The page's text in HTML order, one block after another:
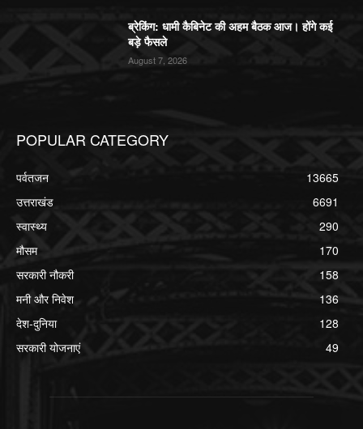
ब्रेकिंग: धामी कैबिनेट की अहम बैठक आज। होंगे कई
बड़े फैसले
August 7, 2026
POPULAR CATEGORY
पर्वतजन
13665
उत्तराखंड
6691
स्वास्थ्य
290
मौसम
170
सरकारी नौकरी
158
मनी और निवेश
136
देश-दुनिया
128
सरकारी योजनाएं
49